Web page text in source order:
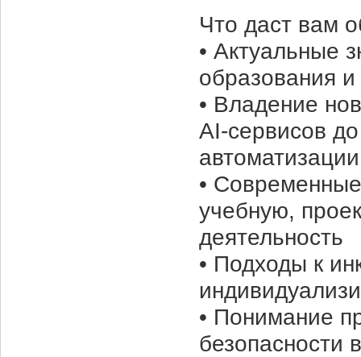
Что даст вам
• Актуальные
образования и
• Владение
AI-сервисов
•
учебную,
деятельность
• Подходы к
• Понимание
безопасности